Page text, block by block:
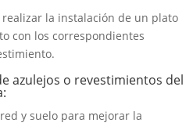
la instalación de un plato
con los correspondientes
azulejos o revestimientos del
y suelo para mejorar la